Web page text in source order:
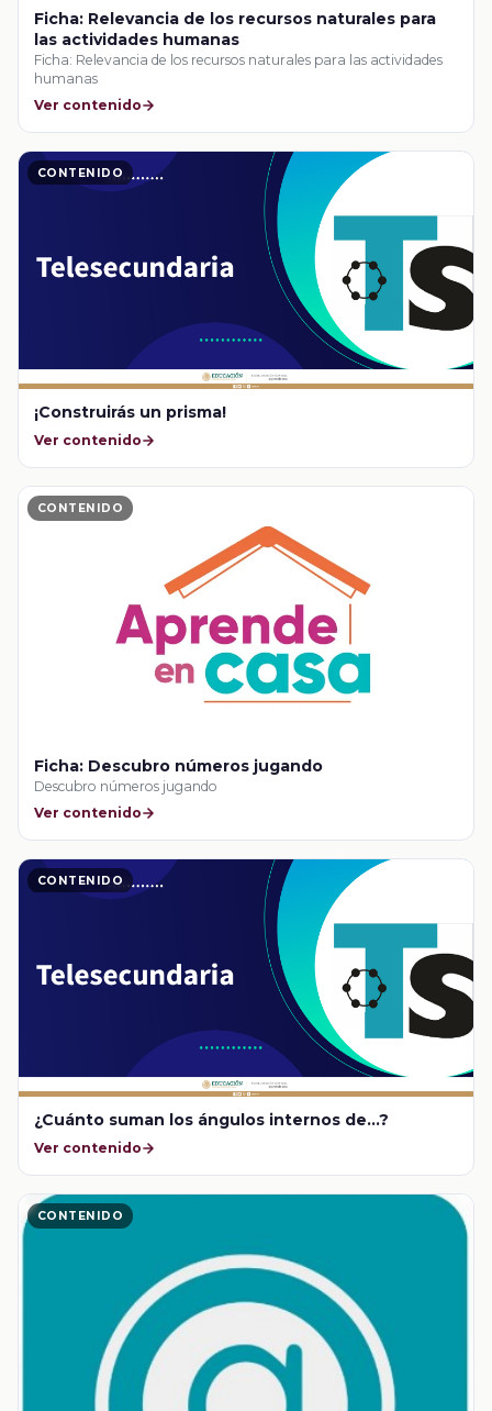
Ficha: Relevancia de los recursos naturales para
las actividades humanas
Ficha: Relevancia de los recursos naturales para las actividades
humanas
Ver contenido
CONTENIDO
¡Construirás un prisma!
Ver contenido
CONTENIDO
Ficha: Descubro números jugando
Descubro números jugando
Ver contenido
CONTENIDO
¿Cuánto suman los ángulos internos de...?
Ver contenido
CONTENIDO